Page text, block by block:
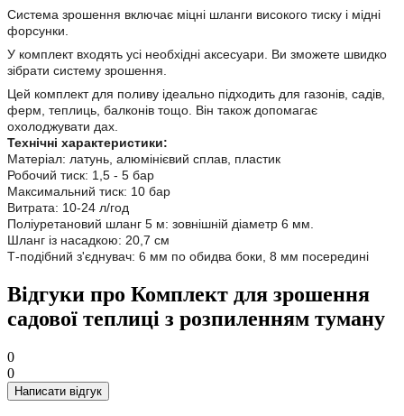
Система зрошення включає міцні шланги високого тиску і мідні
форсунки.
У комплект входять усі необхідні аксесуари. Ви зможете швидко
зібрати систему зрошення.
Цей комплект для поливу ідеально підходить для газонів, садів,
ферм, теплиць, балконів тощо. Він також допомагає
охолоджувати дах.
Технічні характеристики:
Матеріал: латунь, алюмінієвий сплав, пластик
Робочий тиск: 1,5 - 5 бар
Максимальний тиск: 10 бар
Витрата: 10-24 л/год
Поліуретановий шланг 5 м: зовнішній діаметр 6 мм.
Шланг із насадкою: 20,7 см
Т-подібний з'єднувач: 6 мм по обидва боки, 8 мм посередині
Відгуки про Комплект для зрошення
садової теплиці з розпиленням туману
0
0
Написати відгук